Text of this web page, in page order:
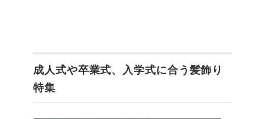
成人式や卒業式、入学式に合う髪飾り
特集